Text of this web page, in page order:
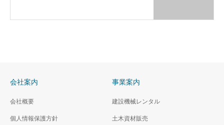
会社案内
会社概要
個人情報保護方針
事業案内
建設機械レンタル
土木資材販売